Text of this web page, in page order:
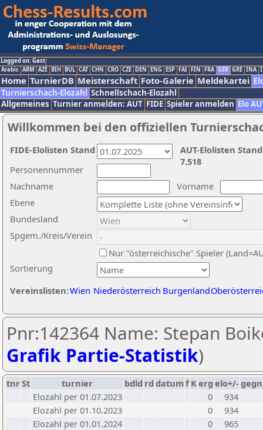
Logged on: Gast
Arabic ARM AZE BIH BUL CAT CHN CRO CZE DEN ENG ESP FAI FIN FRA GER GRE INA
Home TurnierDB Meisterschaft Foto-Galerie Meldekartei
Turnierschach-Elozahl Schnellschach-Elozahl
Allgemeines Turnier anmelden: AUT FIDE Spieler anmelden Elo
Willkommen bei den offiziellen
Nachname
Vorname
Ebene
Sortierung
Personennummer
Bundesland
Spgem./Kreis/Verein
Nur "österreichische" Spieler
Vereinslisten:Wien Niederösterreich Burgenland
AUT-Elolisten
7.518
FIDE-Elolisten Stand
Pnr:142364 Name: Stepan
Grafik Partie-Statistik)
tnrSt turnier bdld rd datumf Kerg elo+/-
Elozahl per 01.07.2023
0
934
Elozahl per 01.10.2023
0
934
Elozahl per 01.01.2024
0
965